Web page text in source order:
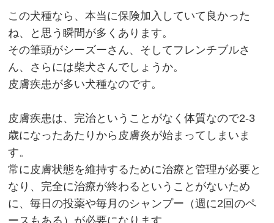
この犬種なら、本当に保険加入していて良かった
ね、と思う瞬間が多くあります。
その筆頭がシーズーさん、そしてフレンチブルさ
ん、さらには柴犬さんでしょうか。
皮膚疾患が多い犬種なのです。
皮膚疾患は、完治ということがなく体質なので2-3
歳になったあたりから皮膚炎が始まってしまいま
す。
常に皮膚状態を維持するために治療と管理が必要と
なり、完全に治療が終わるということがないため
に、毎日の投薬や毎月のシャンプー（週に2回のペ
ースもある）が必要になります。